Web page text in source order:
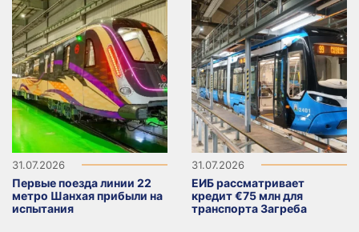
31.07.2026
Первые поезда линии 22
метро Шанхая прибыли на
испытания
31.07.2026
ЕИБ рассматривает
кредит €75 млн для
транспорта Загреба